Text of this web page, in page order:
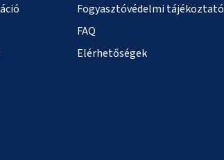
Fogyasztóvédelmi tájékoztató
FAQ
Elérhetőségek